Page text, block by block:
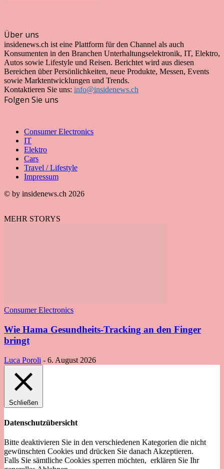
Über uns
insidenews.ch ist eine Plattform für den Channel als auch
Konsumenten in den Branchen Unterhaltungselektronik, IT, Elektro,
Autos sowie Lifestyle und Reisen. Berichtet wird aus diesen
Bereichen über Persönlichkeiten, neue Produkte, Messen, Events
sowie Marktentwicklungen und Trends.
Kontaktieren Sie uns: info@insidenews.ch
Folgen Sie uns
Consumer Electronics
IT
Elektro
Cars
Travel / Lifestyle
Impressum
© by insidenews.ch 2026
MEHR STORYS
Consumer Electronics
Wie Hama Gesundheits-Tracking an den Finger
bringt
Luca Poroli - 6. August 2026
Schließen
Datenschutzübersicht
Bitte deaktivieren Sie in den verschiedenen Kategorien die nicht
gewünschten Cookies und drücken Sie danach Akzeptieren.
Falls Sie sämtliche Cookies sperren möchten, erklären Sie Ihr